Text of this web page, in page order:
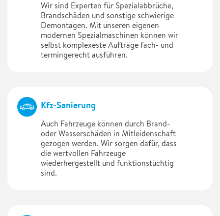
Wir sind Experten für Spezialabbrüche,
Brandschäden und sonstige schwierige
Demontagen. Mit unseren eigenen
modernen Spezialmaschinen können wir
selbst komplexeste Aufträge fach- und
termingerecht ausführen.
Kfz-Sanierung
Auch Fahrzeuge können durch Brand-
oder Wasserschäden in Mitleidenschaft
gezogen werden. Wir sorgen dafür, dass
die wertvollen Fahrzeuge
wiederhergestellt und funktionstüchtig
sind.